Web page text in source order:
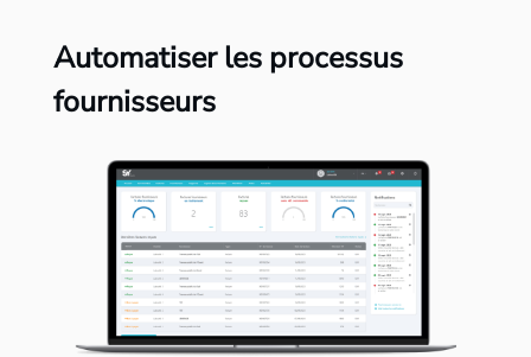
Automatiser les processus
fournisseurs